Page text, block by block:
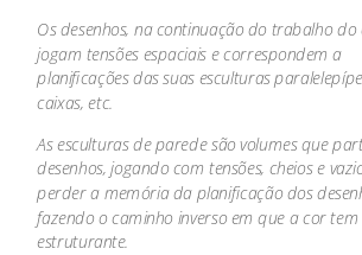
Os desenhos, na continuação do trabalho
jogam tensões espaciais e correspondem a
planificações das suas esculturas
caixas, etc.
As esculturas de parede são volumes que
desenhos, jogando com tensões, cheios e
perder a memória da planificação dos
fazendo o caminho inverso em que a cor
estruturante.